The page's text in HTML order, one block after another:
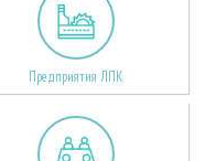
Предприятия ЛПК